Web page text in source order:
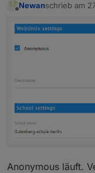
Newanschrieb am
zuletzt
Anonymous läuft.